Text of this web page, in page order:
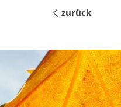
zurück